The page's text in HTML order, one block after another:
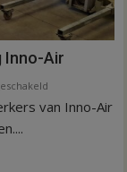
Inno-Air
Warmte
van Inno-Air